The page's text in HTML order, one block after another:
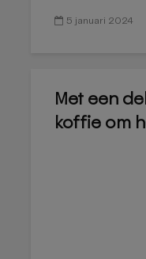
5 januari 2024
Met een
koffie om